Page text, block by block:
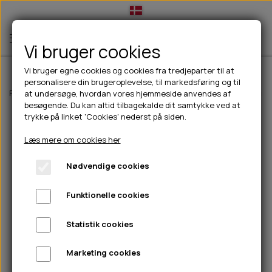
TIL HUND
💧FODER- VANDSKÅLE
CHICOPEE
GODBIDSTASKE
HALSBÅND
🦴 GODBIDDER & SNACKS
🍖 SMAGSVARIANTER
🎾 LEGETØJ
TÆNDER, ØRE, ØJE, POTER & NÆSE
🐾 UDSTYR & KOMFORT
TIL HUNDEEJER
DRIKKEFLASKER/TERMOFLASKER
HUER OG VANTER
PINEWOOD SALES
TIL KAT
TILBUD
NYHEDER
ABONNEMENT
Forside Til hunde Hundefoder Isegrim Isegrim Steppe Adult Lam
Vi bruger cookies
Vi bruger egne cookies og cookies fra tredjeparter til at
personalisere din brugeroplevelse, til markedsføring og til
at undersøge, hvordan vores hjemmeside anvendes af
besøgende. Du kan altid tilbagekalde dit samtykke ved at
trykke på linket 'Cookies' nederst på siden.
Læs mere om cookies her
Nødvendige cookies
Funktionelle cookies
Statistik cookies
Marketing cookies